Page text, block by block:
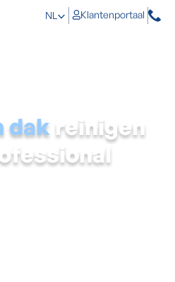
NL Klantenportaal
dak reinigen